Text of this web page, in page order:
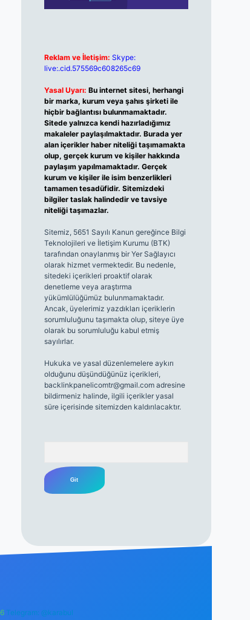
Reklam ve İletişim: Skype:
live:.cid.575569c608265c69
Yasal Uyarı: Bu internet sitesi, herhangi
bir marka, kurum veya şahıs şirketi ile
hiçbir bağlantısı bulunmamaktadır.
Sitede yalnızca kendi hazırladığımız
makaleler paylaşılmaktadır. Burada yer
alan içerikler haber niteliği taşımamakta
olup, gerçek kurum ve kişiler hakkında
paylaşım yapılmamaktadır. Gerçek
kurum ve kişiler ile isim benzerlikleri
tamamen tesadüfidir. Sitemizdeki
bilgiler taslak halindedir ve tavsiye
niteliği taşımazlar.
Sitemiz, 5651 Sayılı Kanun gereğince Bilgi
Teknolojileri ve İletişim Kurumu (BTK)
tarafından onaylanmış bir Yer Sağlayıcı
olarak hizmet vermektedir. Bu nedenle,
sitedeki içerikleri proaktif olarak
denetleme veya araştırma
yükümlülüğümüz bulunmamaktadır.
Ancak, üyelerimiz yazdıkları içeriklerin
sorumluluğunu taşımakta olup, siteye üye
olarak bu sorumluluğu kabul etmiş
sayılırlar.
Hukuka ve yasal düzenlemelere aykırı
olduğunu düşündüğünüz içerikleri,
backlinkpanelicomtr@gmail.comadresine
bildirmeniz halinde, ilgili içerikler yasal
süre içerisinde sitemizden kaldırılacaktır.
Telegram: @karabul